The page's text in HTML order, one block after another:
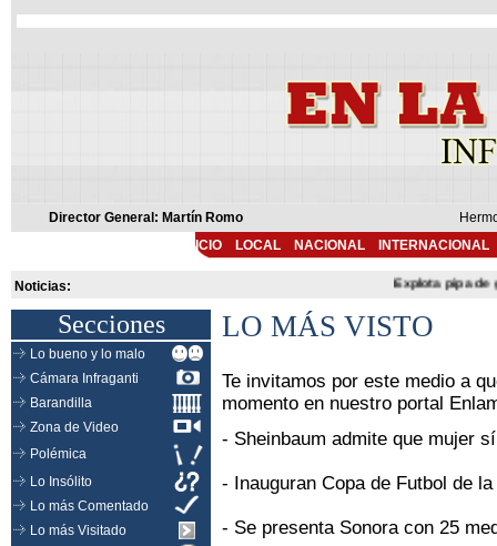
Director General: Martín Romo
INICIO
LOCAL NACIONAL INTERNACIONAL
Noticias: Explota pipa de
Secciones
Lo bueno y lo malo
Cámara Infraganti
Barandilla
Zona de Video
Polémica
Lo Insólito
Lo más Comentado
Lo más Visitado
LO MÁS VISTO
Te invitamos por este medio a
momento en nuestro portal
- Sheinbaum admite que mujer
- Inauguran Copa de Futbol de
- Se presenta Sonora con 25